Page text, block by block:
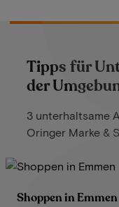
Tipps für
der
3 unterhaltsame
Oringer Marke &
Shoppen in Emmen